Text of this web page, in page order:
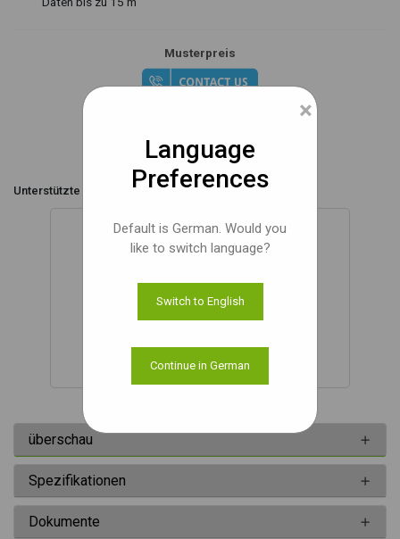
Musterpreis
Unterstützte Plattformen,
überschau
Spezifikationen
Dokumente
×
Language
Preferences
Default is German. Would you
like to switch language?
Switch to English
Continue in German